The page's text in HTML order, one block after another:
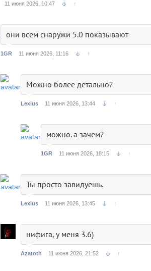
11 июня 2026, 10:47 ↑
они всем снаружи 5.0 показывают
1GR 11 июня 2026, 11:16 ↑
Можно более детально?
Lexius 11 июня 2026, 13:44 ↑
можно. а зачем?
1GR 11 июня 2026, 18:15 ↑
Ты просто завидуешь.
Lexius 11 июня 2026, 13:45 ↑
нифига, у меня 3.6)
Azatoth 11 июня 2026, 21:52 ↑